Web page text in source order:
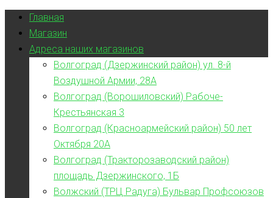
Главная
Магазин
Адреса наших магазинов
Волгоград (Дзержинский район) ул. 8-й
Воздушной Армии, 28А
Волгоград (Ворошиловский) Рабоче-
Крестьянская 3
Волгоград (Красноармейский район) 50 лет
Октября 20А
Волгоград (Тракторозаводский район)
площадь Дзержинского, 1Б
Волжский (ТРЦ Радуга) Бульвар Профсоюзов